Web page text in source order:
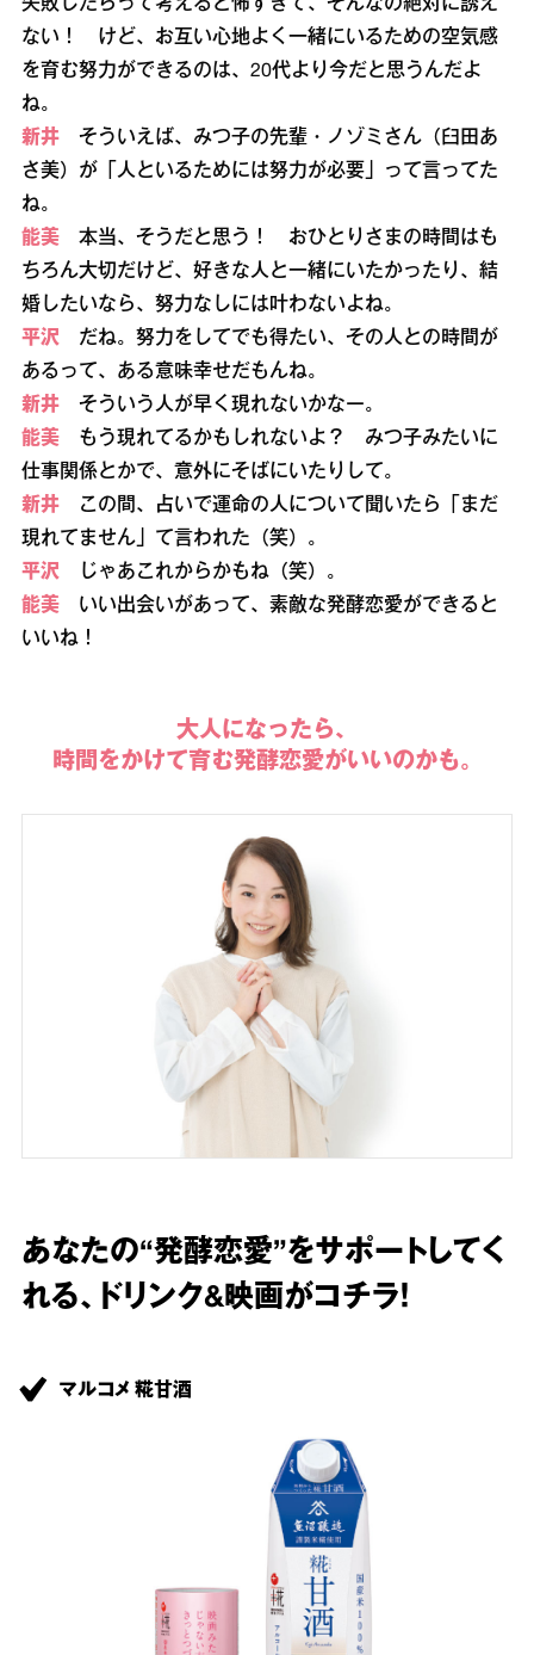
失敗したらって考えると怖すぎて、そんなの絶対に誘え
ない！ けど、お互い心地よく一緒にいるための空気感
を育む努力ができるのは、20代より今だと思うんだよ
ね。
新井 そういえば、みつ子の先輩・ノゾミさん（臼田あ
さ美）が「人といるためには努力が必要」って言ってた
ね。
能美 本当、そうだと思う！ おひとりさまの時間はも
ちろん大切だけど、好きな人と一緒にいたかったり、結
婚したいなら、努力なしには叶わないよね。
平沢 だね。努力をしてでも得たい、その人との時間が
あるって、ある意味幸せだもんね。
新井 そういう人が早く現れないかなー。
能美 もう現れてるかもしれないよ？ みつ子みたいに
仕事関係とかで、意外にそばにいたりして。
新井 この間、占いで運命の人について聞いたら「まだ
現れてません」て言われた（笑）。
平沢 じゃあこれからかもね（笑）。
能美 いい出会いがあって、素敵な発酵恋愛ができると
いいね！
大人になったら、
時間をかけて育む発酵恋愛がいいのかも。
あなたの“発酵恋愛”をサポートしてく
れる、ドリンク&映画がコチラ！
マルコメ 糀甘酒